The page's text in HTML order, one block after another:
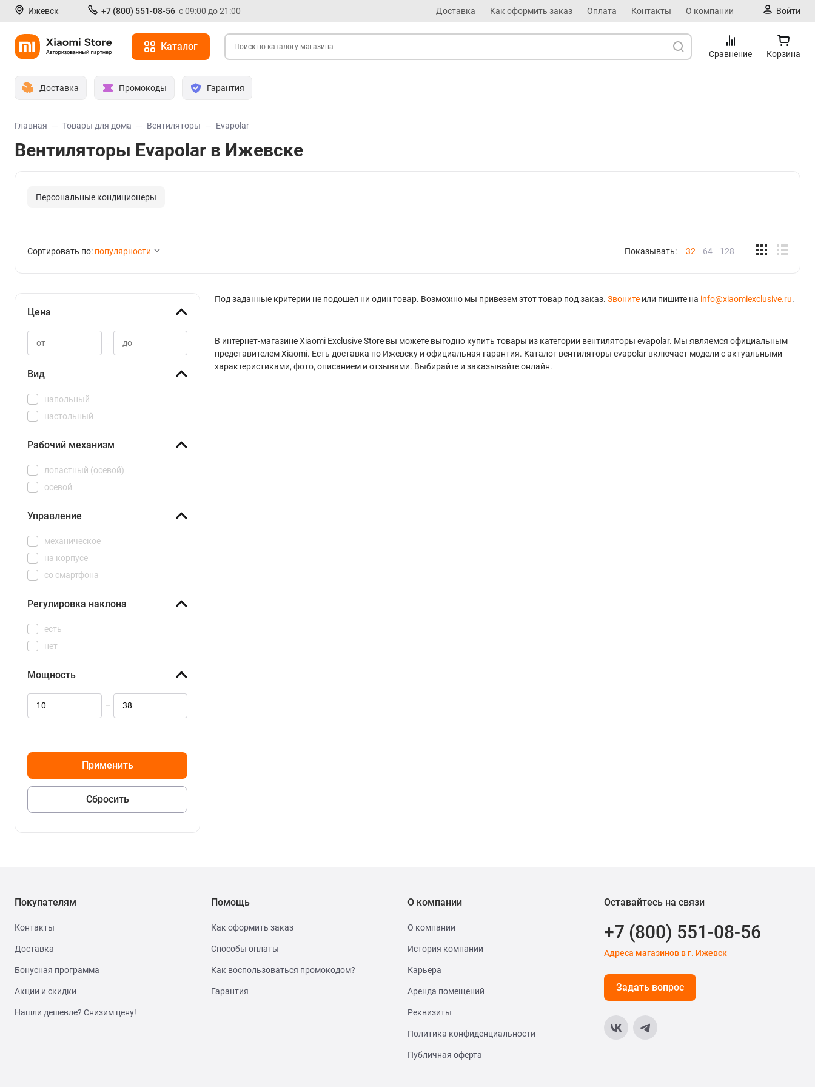
Ижевск +7 (800) 551-08-56 с 09:00 до 21:00 Доставка Как оформить заказ Оплата Контакты О компании Войти
Каталог
Сравнение Корзина
Доставка Промокоды Гарантия
Главная Товары для дома Вентиляторы Evapolar
Вентиляторы Evapolar в Ижевске
Персональные кондиционеры
Сортировать по: популярности Показывать: 32 64 128
Цена
–
Вид
напольный
настольный
Рабочий механизм
лопастный (осевой)
осевой
Управление
механическое
на корпусе
со смартфона
Регулировка наклона
есть
нет
Мощность
–
Под заданные критерии не подошел ни один товар. Возможно мы привезем этот товар под заказ. Звоните или пишите на info@xiaomiexclusive.ru.
В интернет-магазине Xiaomi Exclusive Store вы можете выгодно купить товары из категории вентиляторы evapolar. Мы являемся официальным
представителем Xiaomi. Есть доставка по Ижевску и официальная гарантия. Каталог вентиляторы evapolar включает модели с актуальными
характеристиками, фото, описанием и отзывами. Выбирайте и заказывайте онлайн.
Покупателям
Контакты
Доставка
Бонусная программа
Акции и скидки
Нашли дешевле? Снизим цену!
Помощь
Как оформить заказ
Способы оплаты
Как воспользоваться промокодом?
Гарантия
О компании
О компании
История компании
Карьера
Аренда помещений
Реквизиты
Политика конфиденциальности
Публичная оферта
Оставайтесь на связи
+7 (800) 551-08-56
Адреса магазинов в г. Ижевск
Задать вопрос